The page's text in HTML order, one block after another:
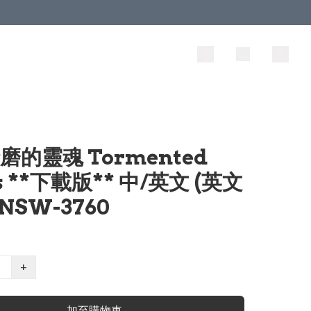
的靈魂 Tormented
下載版** 中/英文 (英文
3760
+